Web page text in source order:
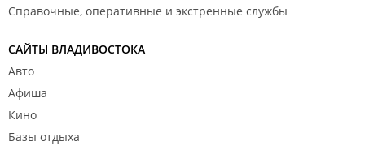
Справочные, оперативные и экстренные службы
САЙТЫ ВЛАДИВОСТОКА
Авто
Афиша
Кино
Базы отдыха